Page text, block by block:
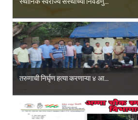
तरुणाची निर्घृण हत्या करणाऱ्या ४ आ...